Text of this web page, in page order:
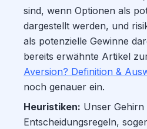
sind, wenn Optionen als
dargestellt werden, und
als potenzielle Gewinne
bereits erwähnte Artikel
Aversion? Definition &
noch genauer ein.
Heuristiken: Unser
Entscheidungsregeln,